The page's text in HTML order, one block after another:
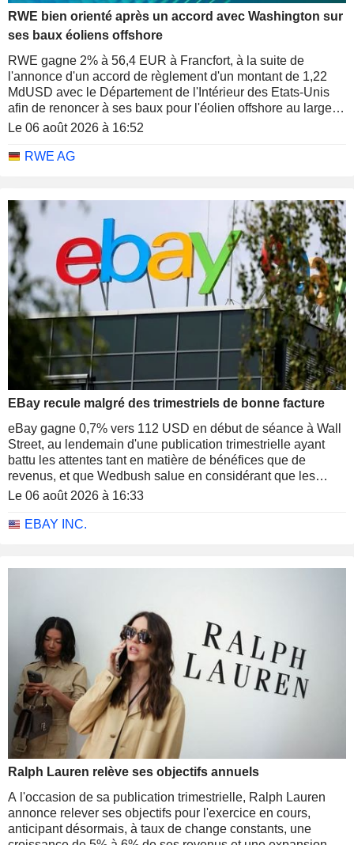
RWE bien orienté après un accord avec Washington sur
ses baux éoliens offshore
RWE gagne 2% à 56,4 EUR à Francfort, à la suite de
l'annonce d'un accord de règlement d'un montant de 1,22
MdUSD avec le Département de l'Intérieur des Etats-Unis
afin de renoncer à ses baux pour l'éolien offshore au large
de New York, de la Californie et de la Louisiane.
Le 06 août 2026 à 16:52
RWE AG
EBay recule malgré des trimestriels de bonne facture
eBay gagne 0,7% vers 112 USD en début de séance à Wall
Street, au lendemain d'une publication trimestrielle ayant
battu les attentes tant en matière de bénéfices que de
revenus, et que Wedbush salue en considérant que les
fondamentaux du groupe "demeurent solides".
Le 06 août 2026 à 16:33
EBAY INC.
Ralph Lauren relève ses objectifs annuels
A l'occasion de sa publication trimestrielle, Ralph Lauren
annonce relever ses objectifs pour l'exercice en cours,
anticipant désormais, à taux de change constants, une